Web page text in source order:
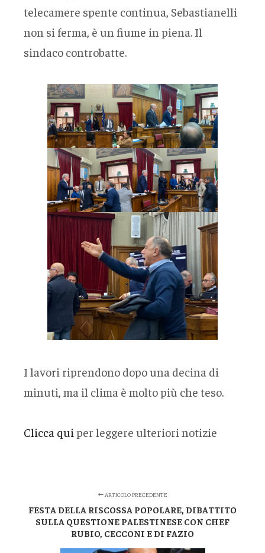
telecamere spente continua, Sebastianelli
non si ferma, è un fiume in piena. Il
sindaco controbatte.
I lavori riprendono dopo una decina di
minuti, ma il clima è molto più che teso.
Clicca qui per leggere ulteriori notizie
ARTICOLO PRECEDENTE
FESTA DELLA RISCOSSA POPOLARE, DIBATTITO
SULLA QUESTIONE PALESTINESE CON CHEF
RUBIO, CECCONI E DI FAZIO